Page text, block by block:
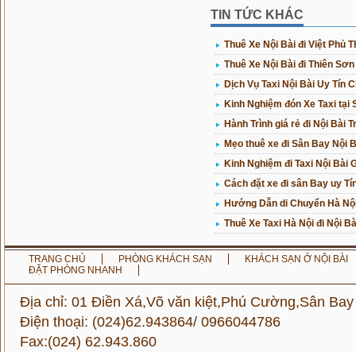
TIN TỨC KHÁC
Thuê Xe Nội Bài đi Việt Phủ
Thuê Xe Nội Bài đi Thiên
Dịch Vụ Taxi Nội Bài Uy Tín
Kinh Nghiệm đón Xe Taxi tại
Hành Trình giá rẻ đi Nội Bài
Mẹo thuê xe đi Sân Bay Nội
Kinh Nghiệm đi Taxi Nội Bài
Cách đặt xe đi sân Bay uy
Hướng Dẫn di Chuyển Hà
Thuê Xe Taxi Hà Nội đi Nội
TRANG CHỦ PHÒNG KHÁCH SẠN
KHÁCH SẠN Ở NỘI BÀI
ĐẶT PHÒNG NHANH
Địa chỉ: 01 Điền Xá,Võ văn kiệt,Phú Cường,Sân
Điện thoại: (024)62.943864/ 0966044786
Fax:(024) 62.943.860